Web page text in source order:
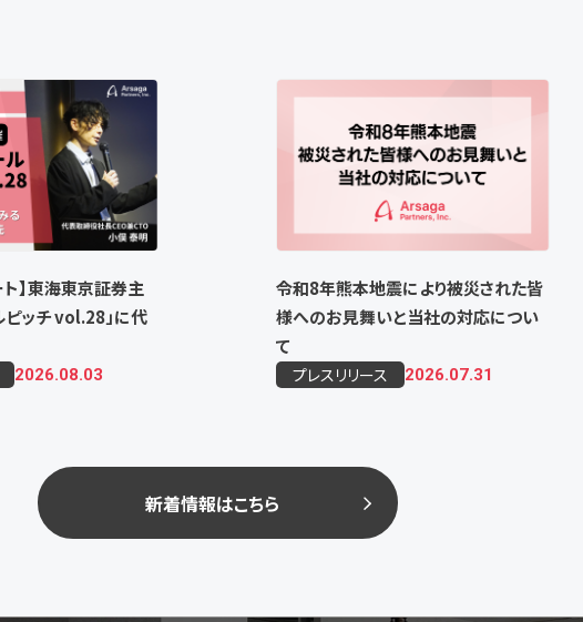
ト】東海東京証券主
ピッチ vol.28」に代
2026.08.03
令和8年熊本地震により被災された皆
様へのお見舞いと当社の対応につい
て
プレスリリース 2026.07.31
新着情報はこちら